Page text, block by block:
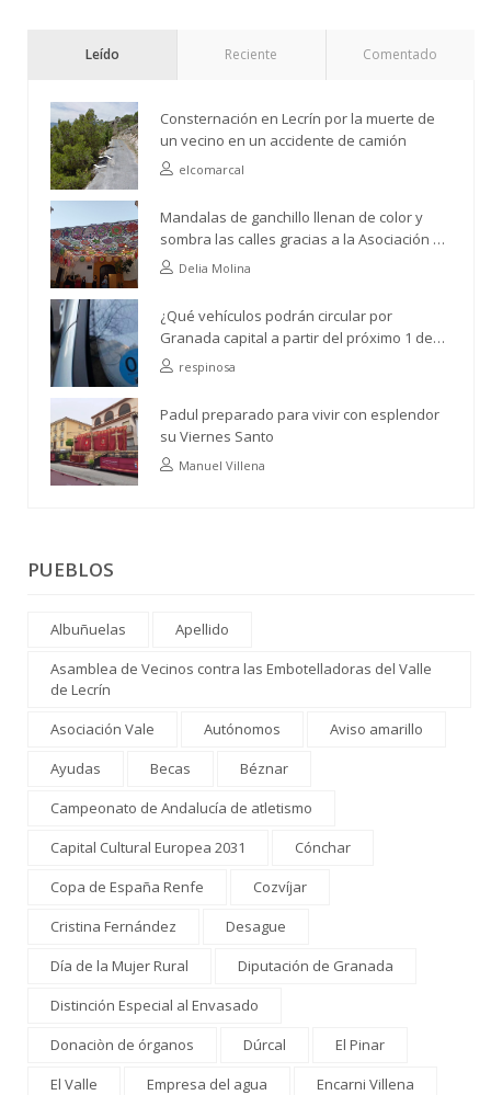
Leído Reciente Comentado
Consternación en Lecrín por la muerte de
un vecino en un accidente de camión
elcomarcal
Mandalas de ganchillo llenan de color y
sombra las calles gracias a la Asociación de
Vecinos Río Ízbor
Delia Molina
¿Qué vehículos podrán circular por
Granada capital a partir del próximo 1 de
abril?respinosa
Padul preparado para vivir con esplendor
su Viernes Santo
Manuel Villena
PUEBLOS
Albuñuelas
Apellido
Asamblea de Vecinos contra las Embotelladoras del Valle
de Lecrín
Asociación Vale
Autónomos
Aviso amarillo
Ayudas
Becas
Béznar
Campeonato de Andalucía de atletismo
Capital Cultural Europea 2031
Cónchar
Copa de España Renfe
Cozvíjar
Cristina Fernández
Desague
Día de la Mujer Rural
Diputación de Granada
Distinción Especial al Envasado
Donaciòn de órganos
Dúrcal
El Pinar
El Valle
Empresa del agua Encarni Villena